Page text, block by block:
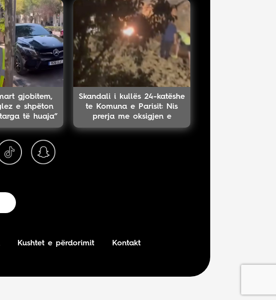
gjobitem,
e shpëton
të huaja”
Skandali i kullës 24-katëshe
te Komuna e Parisit: Nis
prerja me oksigjen e
kolektorit magjistral në
Kushtet e përdorimit Kontakt